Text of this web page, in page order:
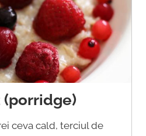
(porridge)
ceva cald, terciul de